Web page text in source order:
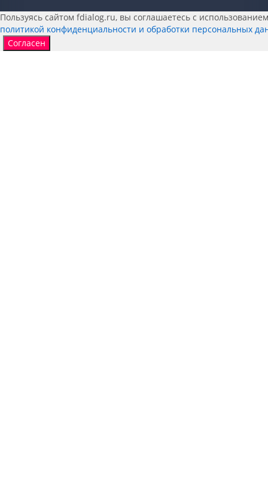
Пользуясь сайтом fdialog.ru, вы соглашаетесь с
политикой конфиденциальности и обработки персональных
Согласен